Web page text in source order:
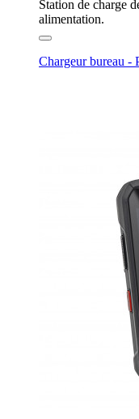
Station de charge
alimentation.
Chargeur bureau -